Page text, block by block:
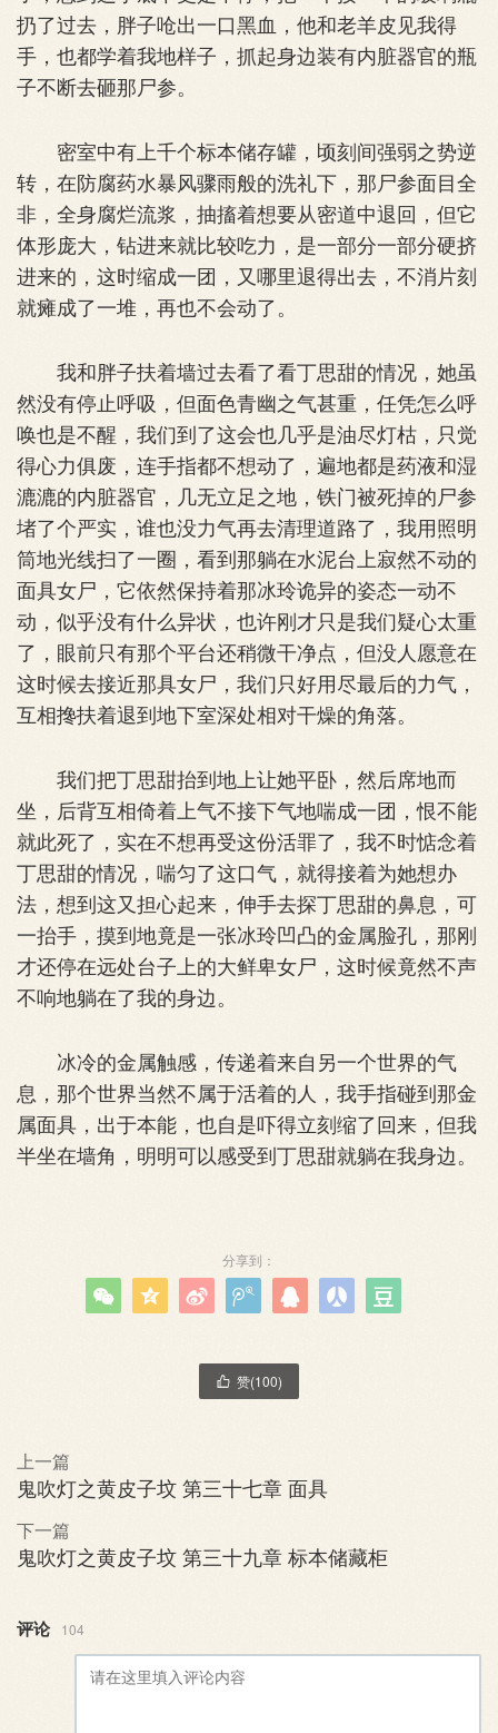
扔了过去，胖子呛出一口黑血，他和老羊皮见我得
手，也都学着我地样子，抓起身边装有内脏器官的瓶
子不断去砸那尸参。
密室中有上千个标本储存罐，顷刻间强弱之势逆
转，在防腐药水暴风骤雨般的洗礼下，那尸参面目全
非，全身腐烂流浆，抽搐着想要从密道中退回，但它
体形庞大，钻进来就比较吃力，是一部分一部分硬挤
进来的，这时缩成一团，又哪里退得出去，不消片刻
就瘫成了一堆，再也不会动了。
我和胖子扶着墙过去看了看丁思甜的情况，她虽
然没有停止呼吸，但面色青幽之气甚重，任凭怎么呼
唤也是不醒，我们到了这会也几乎是油尽灯枯，只觉
得心力俱废，连手指都不想动了，遍地都是药液和湿
漉漉的内脏器官，几无立足之地，铁门被死掉的尸参
堵了个严实，谁也没力气再去清理道路了，我用照明
筒地光线扫了一圈，看到那躺在水泥台上寂然不动的
面具女尸，它依然保持着那冰玲诡异的姿态一动不
动，似乎没有什么异状，也许刚才只是我们疑心太重
了，眼前只有那个平台还稍微干净点，但没人愿意在
这时候去接近那具女尸，我们只好用尽最后的力气，
互相搀扶着退到地下室深处相对干燥的角落。
我们把丁思甜抬到地上让她平卧，然后席地而
坐，后背互相倚着上气不接下气地喘成一团，恨不能
就此死了，实在不想再受这份活罪了，我不时惦念着
丁思甜的情况，喘匀了这口气，就得接着为她想办
法，想到这又担心起来，伸手去探丁思甜的鼻息，可
一抬手，摸到地竟是一张冰玲凹凸的金属脸孔，那刚
才还停在远处台子上的大鲜卑女尸，这时候竟然不声
不响地躺在了我的身边。
冰冷的金属触感，传递着来自另一个世界的气
息，那个世界当然不属于活着的人，我手指碰到那金
属面具，出于本能，也自是吓得立刻缩了回来，但我
半坐在墙角，明明可以感受到丁思甜就躺在我身边。
分享到：
      
 赞(100)
上一篇
鬼吹灯之黄皮子坟 第三十七章 面具
下一篇
鬼吹灯之黄皮子坟 第三十九章 标本储藏柜
评论 104